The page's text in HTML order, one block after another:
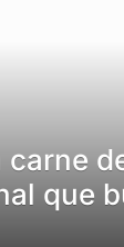
carne
que